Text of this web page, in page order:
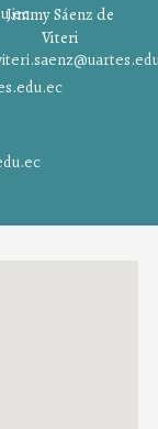
Jimmy Sáenz de
Viteri